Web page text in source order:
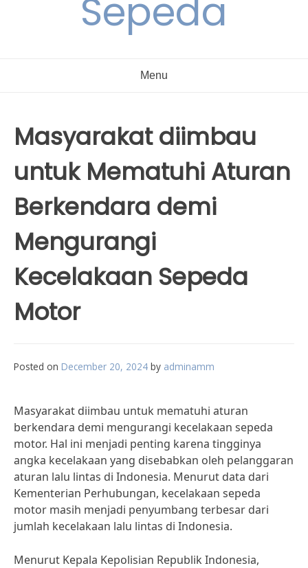
Sepeda
Menu
Masyarakat diimbau
untuk Mematuhi Aturan
Berkendara demi
Mengurangi
Kecelakaan Sepeda
Motor
Posted on December 20, 2024 by adminamm
Masyarakat diimbau untuk mematuhi aturan
berkendara demi mengurangi kecelakaan sepeda
motor. Hal ini menjadi penting karena tingginya
angka kecelakaan yang disebabkan oleh pelanggaran
aturan lalu lintas di Indonesia. Menurut data dari
Kementerian Perhubungan, kecelakaan sepeda
motor masih menjadi penyumbang terbesar dari
jumlah kecelakaan lalu lintas di Indonesia.
Menurut Kepala Kepolisian Republik Indonesia,